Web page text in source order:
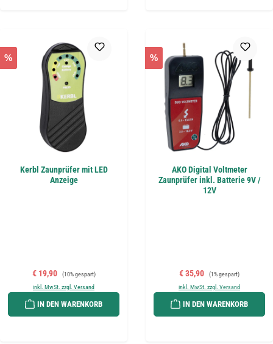
%
Kerbl Zaunprüfer mit LED
Anzeige
Verkaufspreis:
€ 19,90 Regulärer Preis:
(10% gespart)
inkl. MwSt. zzgl. Versand
IN DEN WARENKORB
%
AKO Digital Voltmeter
Zaunprüfer inkl. Batterie 9V /
12V
Verkaufspreis:
€ 35,90 Regulärer Preis:
(1% gespart)
inkl. MwSt. zzgl. Versand
IN DEN WARENKORB